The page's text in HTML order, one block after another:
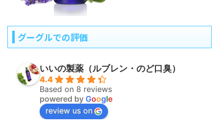
グーグルでの評価
いいの製薬（ルブレン・のど口臭）
4.4
Based on 8 reviews
powered by Google
review us on